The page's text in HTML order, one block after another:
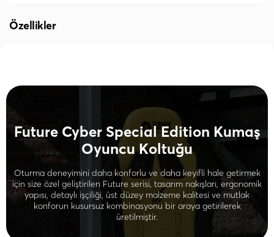
Özellikler
Future Cyber Special Edition Kumaş
Oyuncu Koltuğu
Oturma deneyimini daha konforlu ve daha keyifli hale getirmek
için size özel geliştirilen Future serisi, tasarım nakışları, ergonomik
yapısı, detaylı işçiliği, üst düzey malzeme kalitesi ve mutlak
konforun kusursuz kombinasyonu bir araya getirilerek
üretilmiştir.